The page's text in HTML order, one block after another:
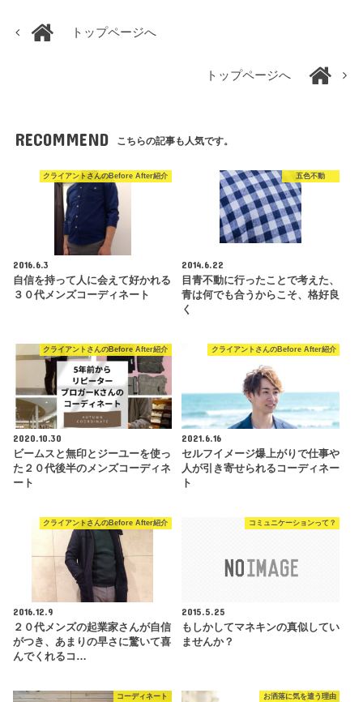
トップページへ
トップページへ
RECOMMEND こちらの記事も人気です。
クライアントさんのBefore After紹介
2016.6.3
自信を持って人に会えて好かれる
３０代メンズコーディネート
五色不動
2014.6.22
目青不動に行ったことで考えた、
青は何でも合うからこそ、格好良
く
クライアントさんのBefore After紹介
2020.10.30
ビームスと無印とジーユーを使っ
た２０代後半のメンズコーディネ
ート
クライアントさんのBefore After紹介
2021.6.16
セルフイメージ爆上がりで仕事や
人が引き寄せられるコーディネー
ト
クライアントさんのBefore After紹介
2016.12.9
２０代メンズの起業家さんが自信
がつき、あまりの早さに驚いて喜
んでくれるコ…
コミュニケーションって？
2015.5.25
もしかしてマネキンの真似してい
ませんか？
コーディネート お洒落に気を遣う理由